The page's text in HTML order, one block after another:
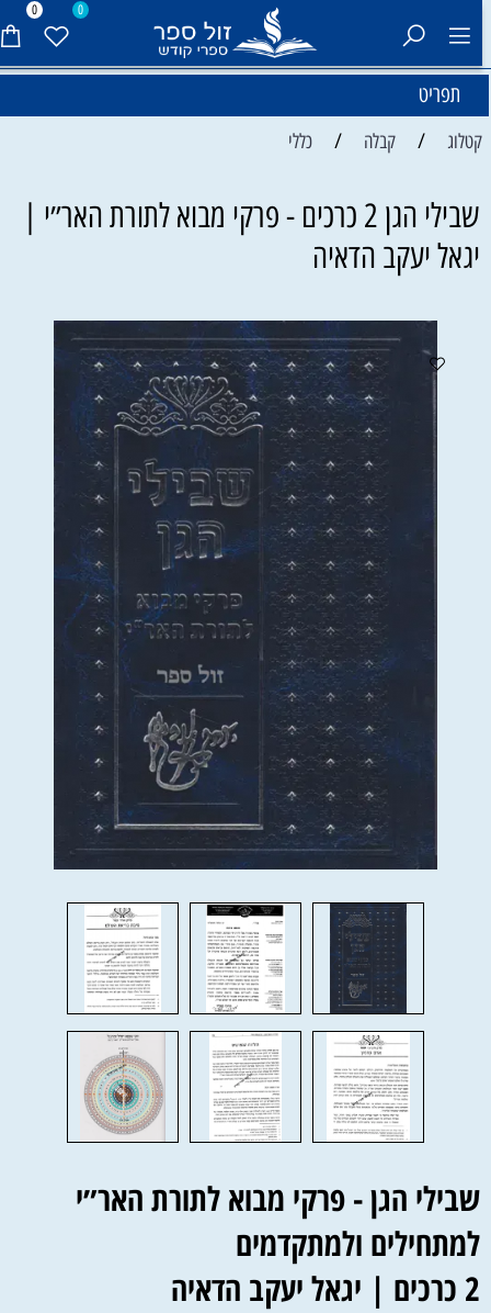
0 0
תפריט
קטלוג / קבלה / כללי
שבילי הגן 2 כרכים - פרקי מבוא לתורת האר״י |
יגאל יעקב הדאיה
שבילי הגן - פרקי מבוא לתורת האר״י
למתחילים ולמתקדמים
2 כרכים | יגאל יעקב הדאיה